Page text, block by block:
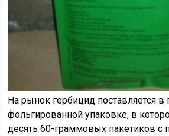
На рынок гербицид поставляется в
фольгированной упаковке, в
десять 60-граммовых пакетиков с